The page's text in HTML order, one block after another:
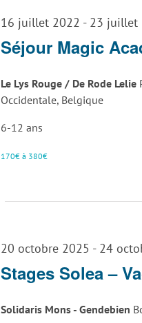
16 juillet 2022 - 23 juillet
Séjour Magic
Le Lys Rouge / De Rode Lelie
Occidentale, Belgique
6-12 ans
170€ à 380€
20 octobre 2025 - 24
Stages Solea –
Solidaris Mons - Gendebien